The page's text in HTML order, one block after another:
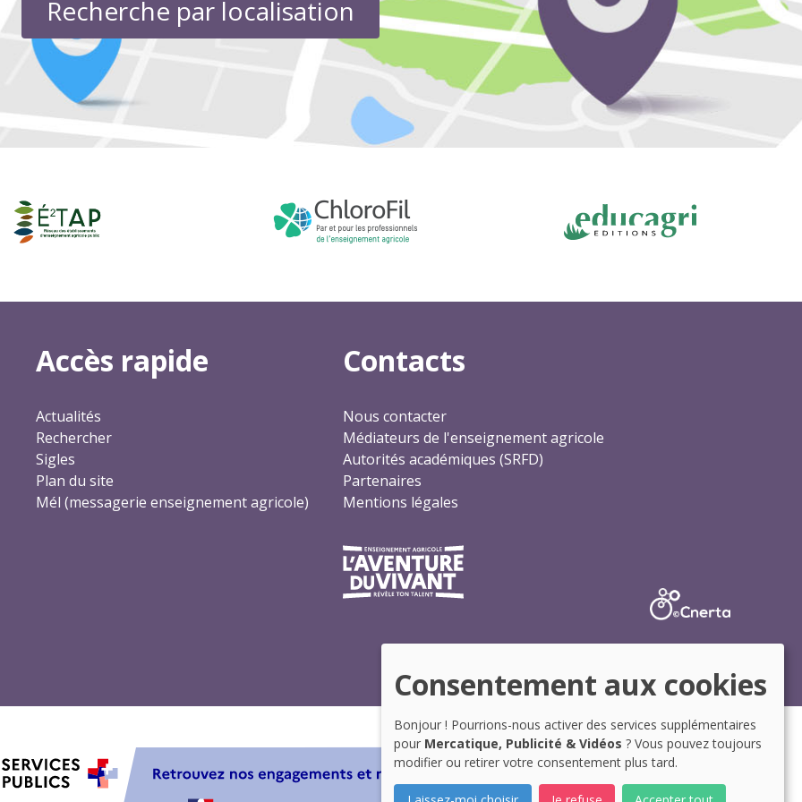
Recherche par localisation
Accès rapide
Actualités
Rechercher
Sigles
Plan du site
Mél (messagerie enseignement agricole)
Contacts
Nous contacter
Médiateurs de l'enseignement agricole
Autorités académiques (SRFD)
Partenaires
Mentions légales
Consentement aux cookies
Bonjour ! Pourrions-nous activer des services supplémentaires
pour Mercatique, Publicité & Vidéos ? Vous pouvez toujours
modifier ou retirer votre consentement plus tard.